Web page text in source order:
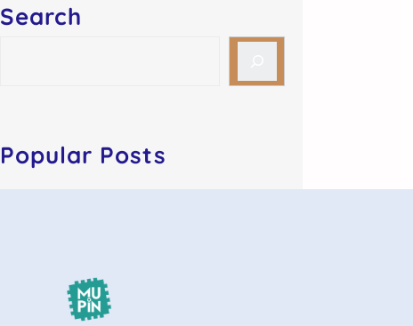
Search
Popular Posts
nuova collaborazione tra il
Museo Piemontese